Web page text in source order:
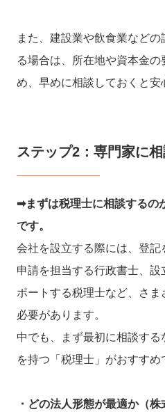
また、建設業や飲食業など
る場合は、所在地や資本金
め、早めに相談しておくと安
ステップ2：専門家に相
➡︎まずは税理士に相談するの
です。
会社を設立する際には、登
申請を担当する行政書士、
ポートする税理士など、さ
必要があります。
中でも、まず最初に相談す
を持つ「税理士」がおすすめ
・どの法人形態が最適か（株